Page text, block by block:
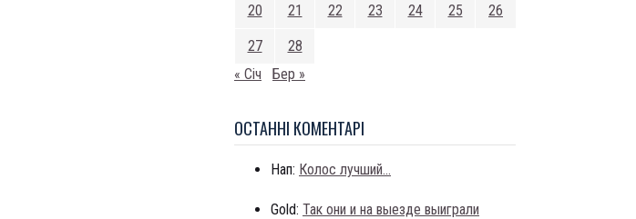
20 21 22 23 24 25 26
27
28
« Січ
Бер »
ОСТАННI КОМЕНТАРI
Нап: Колос лучший...
Gold: Так они и на выезде выиграли